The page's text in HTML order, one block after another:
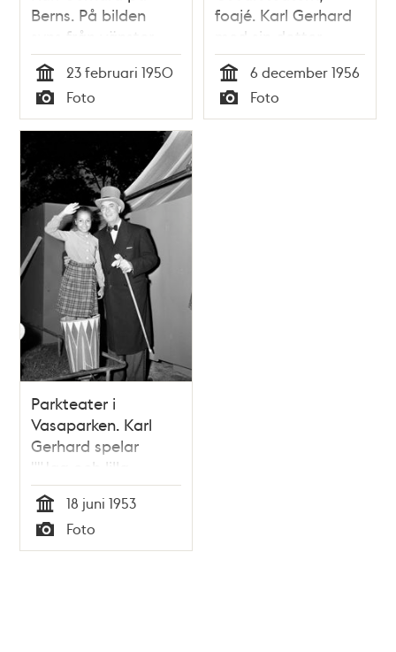
Berns. På bilden
syns från vänster
Elisaveta Kjellgren,
Karl Gerhard och
Katie Rolfsen.
Tid
23 februari 1950
Typ
Foto
foajé. Karl Gerhard
med sin dotter
Fatima
Tid
6 december 1956
Typ
Foto
Parkteater i
Vasaparken. Karl
Gerhard spelar
""Jag och lilla
Frida"" med sin
adoptivdotter
Fatima, med
anledning av
Tid
18 juni 1953
Typ
Foto